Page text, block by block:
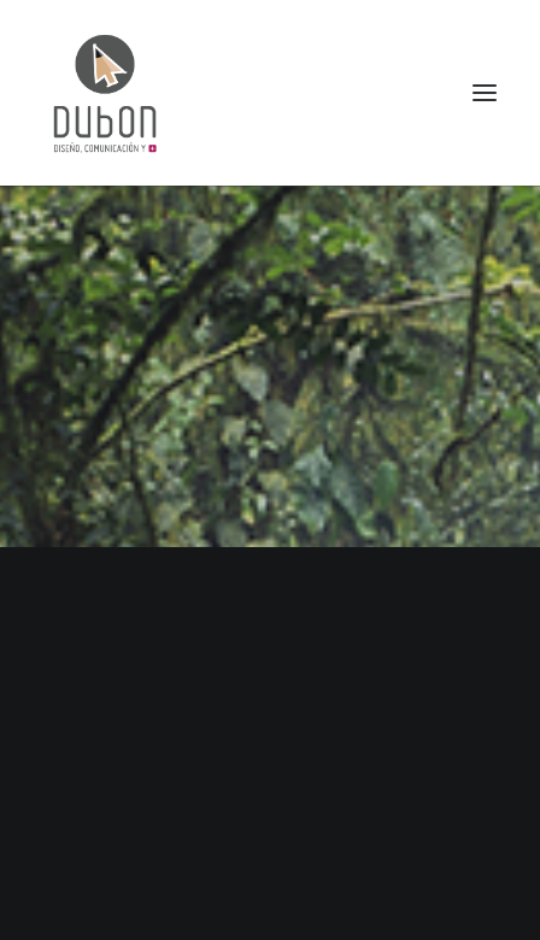
INICIO
NOTICIAS
CONÓCENOS
SERVICIOS
PROYECTOS
CONTACTO
SEARCH